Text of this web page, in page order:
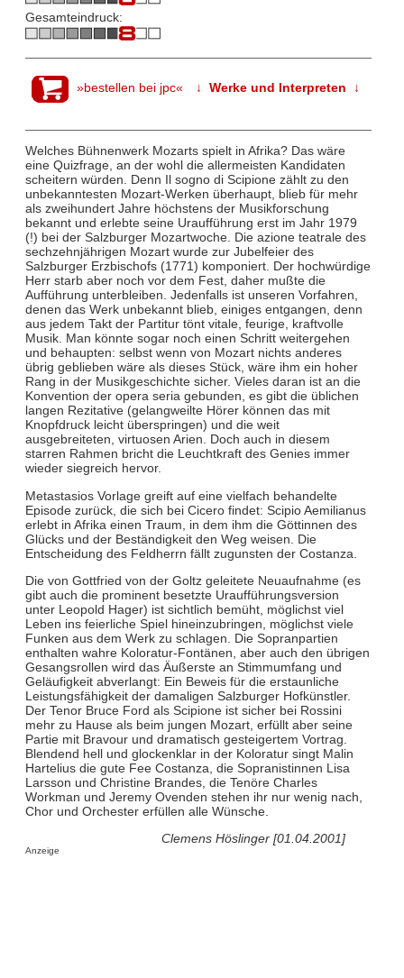
Gesamteindruck:
»bestellen bei jpc« ↓ Werke und Interpreten ↓
Welches Bühnenwerk Mozarts spielt in Afrika? Das wäre
eine Quizfrage, an der wohl die allermeisten Kandidaten
scheitern würden. Denn Il sogno di Scipione zählt zu den
unbekanntesten Mozart-Werken überhaupt, blieb für mehr
als zweihundert Jahre höchstens der Musikforschung
bekannt und erlebte seine Uraufführung erst im Jahr 1979
(!) bei der Salzburger Mozartwoche. Die azione teatrale des
sechzehnjährigen Mozart wurde zur Jubelfeier des
Salzburger Erzbischofs (1771) komponiert. Der hochwürdige
Herr starb aber noch vor dem Fest, daher mußte die
Aufführung unterbleiben. Jedenfalls ist unseren Vorfahren,
denen das Werk unbekannt blieb, einiges entgangen, denn
aus jedem Takt der Partitur tönt vitale, feurige, kraftvolle
Musik. Man könnte sogar noch einen Schritt weitergehen
und behaupten: selbst wenn von Mozart nichts anderes
übrig geblieben wäre als dieses Stück, wäre ihm ein hoher
Rang in der Musikgeschichte sicher. Vieles daran ist an die
Konvention der opera seria gebunden, es gibt die üblichen
langen Rezitative (gelangweilte Hörer können das mit
Knopfdruck leicht überspringen) und die weit
ausgebreiteten, virtuosen Arien. Doch auch in diesem
starren Rahmen bricht die Leuchtkraft des Genies immer
wieder siegreich hervor.
Metastasios Vorlage greift auf eine vielfach behandelte
Episode zurück, die sich bei Cicero findet: Scipio Aemilianus
erlebt in Afrika einen Traum, in dem ihm die Göttinnen des
Glücks und der Beständigkeit den Weg weisen. Die
Entscheidung des Feldherrn fällt zugunsten der Costanza.
Die von Gottfried von der Goltz geleitete Neuaufnahme (es
gibt auch die prominent besetzte Uraufführungsversion
unter Leopold Hager) ist sichtlich bemüht, möglichst viel
Leben ins feierliche Spiel hineinzubringen, möglichst viele
Funken aus dem Werk zu schlagen. Die Sopranpartien
enthalten wahre Koloratur-Fontänen, aber auch den übrigen
Gesangsrollen wird das Äußerste an Stimmumfang und
Geläufigkeit abverlangt: Ein Beweis für die erstaunliche
Leistungsfähigkeit der damaligen Salzburger Hofkünstler.
Der Tenor Bruce Ford als Scipione ist sicher bei Rossini
mehr zu Hause als beim jungen Mozart, erfüllt aber seine
Partie mit Bravour und dramatisch gesteigertem Vortrag.
Blendend hell und glockenklar in der Koloratur singt Malin
Hartelius die gute Fee Costanza, die Sopranistinnen Lisa
Larsson und Christine Brandes, die Tenöre Charles
Workman und Jeremy Ovenden stehen ihr nur wenig nach,
Chor und Orchester erfüllen alle Wünsche.
Clemens Höslinger [01.04.2001]
Anzeige